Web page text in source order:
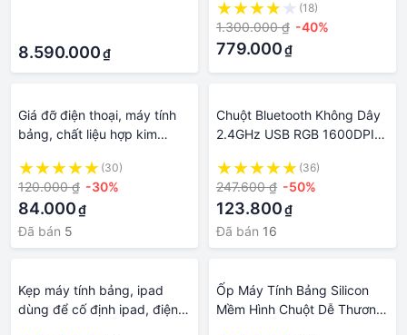
8.590.000₫
Game, xem Youtube ...
(18)
1.300.000 ₫ -40%
779.000₫
Giá đỡ điện thoại, máy tính
bảng, chất liệu hợp kim
(30)
120.000 ₫ -30%
84.000₫
Đã bán 5
Chuột Bluetooth Không Dây
2.4GHz USB RGB 1600DPI
Chơi Game / Laptop / Máy
Tính Bảng / Macbook
(36)
247.600 ₫ -50%
123.800₫
Đã bán 16
Kẹp máy tính bảng, ipad
dùng để cố định ipad, điện
Ốp Máy Tính Bảng Silicon
Mềm Hình Chuột Dễ Thương